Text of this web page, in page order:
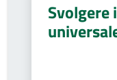
Svolgere